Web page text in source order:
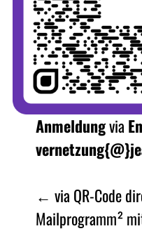
Anmeldungvia
← via QR-Code
Mailprogramm²